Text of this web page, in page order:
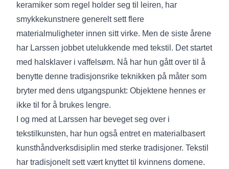
keramiker som regel holder seg til leiren, har
smykkekunstnere generelt sett flere
materialmuligheter innen sitt virke. Men de siste årene
har Larssen jobbet utelukkende med tekstil. Det startet
med halsklaver i vaffelsøm. Nå har hun gått over til å
benytte denne tradisjonsrike teknikken på måter som
bryter med dens utgangspunkt: Objektene hennes er
ikke til for å brukes lengre.
I og med at Larssen har beveget seg over i
tekstilkunsten, har hun også entret en materialbasert
kunsthåndverksdisiplin med sterke tradisjoner. Tekstil
har tradisjonelt sett vært knyttet til kvinnens domene.